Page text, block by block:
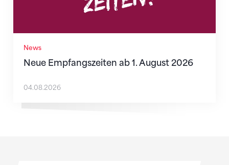
News
Neue Empfangszeiten ab 1. August 2026
04.08.2026